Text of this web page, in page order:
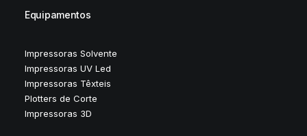
Equipamentos
Impressoras Solvente
Impressoras UV Led
Impressoras Têxteis
Plotters de Corte
Impressoras 3D